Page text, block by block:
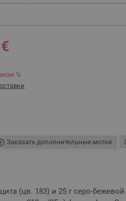
%
Заказать дополнительные мотки
(цв. 183) и 25 г серо-